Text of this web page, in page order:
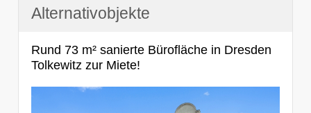
Alternativobjekte
Rund 73 m² sanierte Bürofläche in Dresden
Tolkewitz zur Miete!